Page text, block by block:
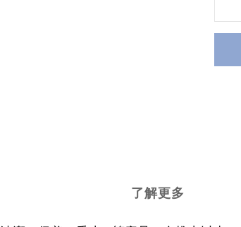
了解更多